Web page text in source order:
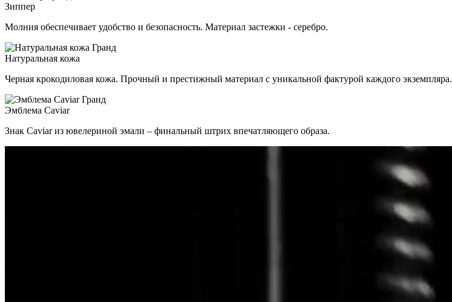
Зиппер
Молния обеспечивает удобство и безопасность. Материал застежки - серебро.
Натуральная кожа
Черная крокодиловая кожа. Прочный и престижный материал с уникальной фактурой каждого экземпляра.
Эмблема Caviar
Знак Caviar из ювелериной эмали – финальный штрих впечатляющего образа.